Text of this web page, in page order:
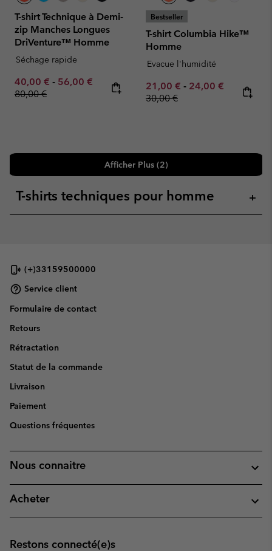
T-shirt Technique à Demi-
zip Manches Longues
DriVenture™ Homme
Séchage rapide
Minimum sale price:
40,00 € - Maximum sale price:
56,00 € Regular price:
80,00 €
Bestseller
T-shirt Columbia Hike™
Homme
Evacue l'humidité
Minimum sale price:
21,00 € - Maximum sale
24,00 € Regular
30,00 €
Afficher Plus (2)
T-shirts techniques pour homme +
(+)33159500000
Service client
Formulaire de contact
Retours
Rétractation
Statut de la commande
Livraison
Paiement
Questions fréquentes
Nous connaitre
Acheter
Restons connecté(e)s